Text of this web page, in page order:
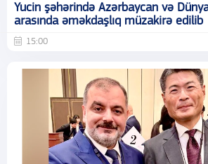
Yucin şəhərində Azərbaycan və
arasında əməkdaşlıq müzakirə edilib
15:00